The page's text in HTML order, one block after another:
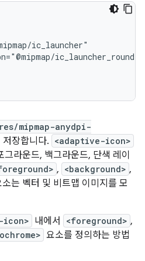
res/mipmap-anydpi-
저장합니다. <adaptive-icon>
라운드, 백그라운드, 단색 레이
, <background> ,
소는 벡터 및 비트맵 이미지를 모
icon> 내에서 <foreground> ,
요소를 정의하는 방법